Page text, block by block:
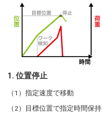
1. 位置停止
指定速度で移動
目標位置で指定時間保持